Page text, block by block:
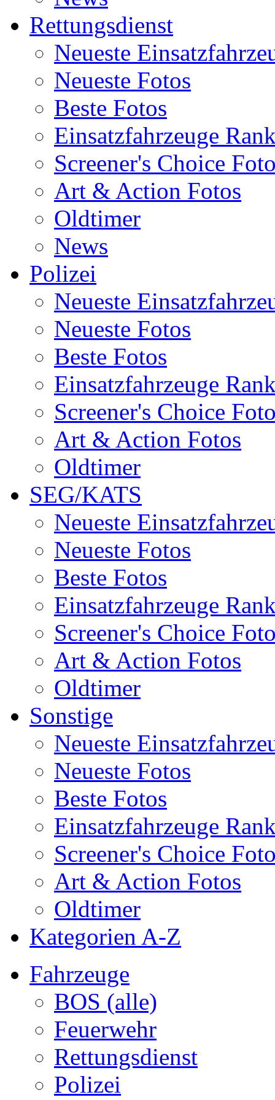
Rettungsdienst
Neueste
Neueste Fotos
Beste Fotos
Einsatzfahrzeuge
Screener's Choice
Art & Action Fotos
Oldtimer
News
Polizei
Neueste
Neueste Fotos
Beste Fotos
Einsatzfahrzeuge
Screener's Choice
Art & Action Fotos
Oldtimer
SEG/KATS
Neueste
Neueste Fotos
Beste Fotos
Einsatzfahrzeuge
Screener's Choice
Art & Action Fotos
Oldtimer
Sonstige
Neueste
Neueste Fotos
Beste Fotos
Einsatzfahrzeuge
Screener's Choice
Art & Action Fotos
Oldtimer
Kategorien A-Z
Fahrzeuge
BOS (alle)
Feuerwehr
Rettungsdienst
Polizei